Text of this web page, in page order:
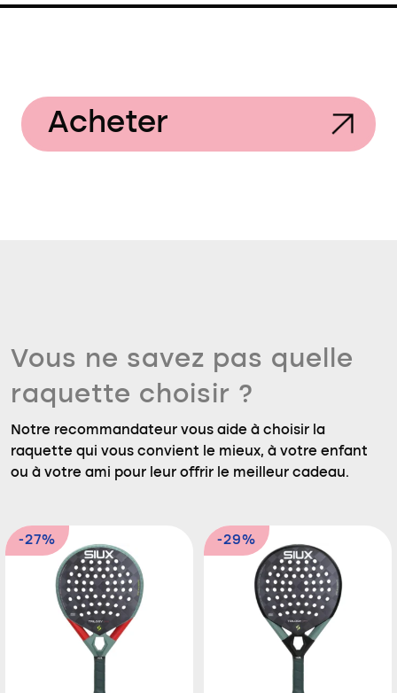
Acheter
Vous ne savez pas quelle
raquette choisir ?
Notre recommandateur vous aide à choisir la
raquette qui vous convient le mieux, à votre enfant
ou à votre ami pour leur offrir le meilleur cadeau.
-27% -29%